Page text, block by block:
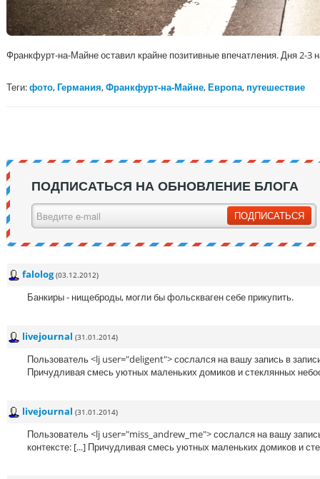
Франкфурт-на-Майне оставил крайне позитивные впечатления. Дня 2-3
Теги:фото,Германия,Франкфурт-на-Майне,Европа,путешествие
ПОДПИСАТЬСЯ НА ОБНОВЛЕНИЕ БЛОГА
falolog (03.12.2012)
Банкиры - нищеброды, могли бы фольскваген себе прикупить.
livejournal (31.01.2014)
Пользователь <lj user="deligent"> сослался на вашу запись в
Причудливая смесь уютных маленьких домиков и стеклянных
livejournal (31.01.2014)
Пользователь <lj user="miss_andrew_me"> сослался на вашу
контексте: [...] Причудливая смесь уютных маленьких домиков и